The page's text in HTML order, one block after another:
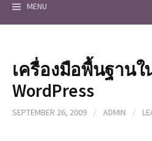
MENU
เครื่องมือพื้นฐานใ
WordPress
SEPTEMBER 26, 2009 / ADMIN /